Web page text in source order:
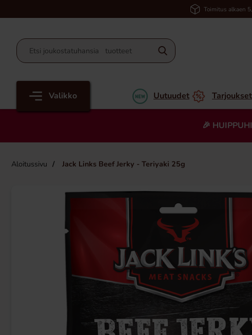
Toimitus alkaen
Valikko Uutuudet Tarjoukset
🎉
Aloitussivu Jack Links Beef Jerky - Teriyaki 25g